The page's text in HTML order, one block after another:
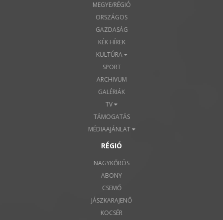
MEGYE/RÉGIÓ
ORSZÁGOS
GAZDASÁG
KÉK HÍREK
KULTÚRA
SPORT
ARCHIVUM
GALÉRIÁK
TV
TÁMOGATÁS
MÉDIAAJÁNLAT
RÉGIÓ
NAGYKŐRÖS
ABONY
CSEMŐ
JÁSZKARAJENŐ
KOCSÉR